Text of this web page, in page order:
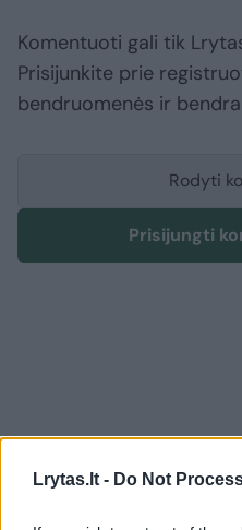
Lrytas.lt - Do Not
Komentuoti gali tik
Prisijunkite prie
bendruomenės ir
Rodyti
Prisijungti